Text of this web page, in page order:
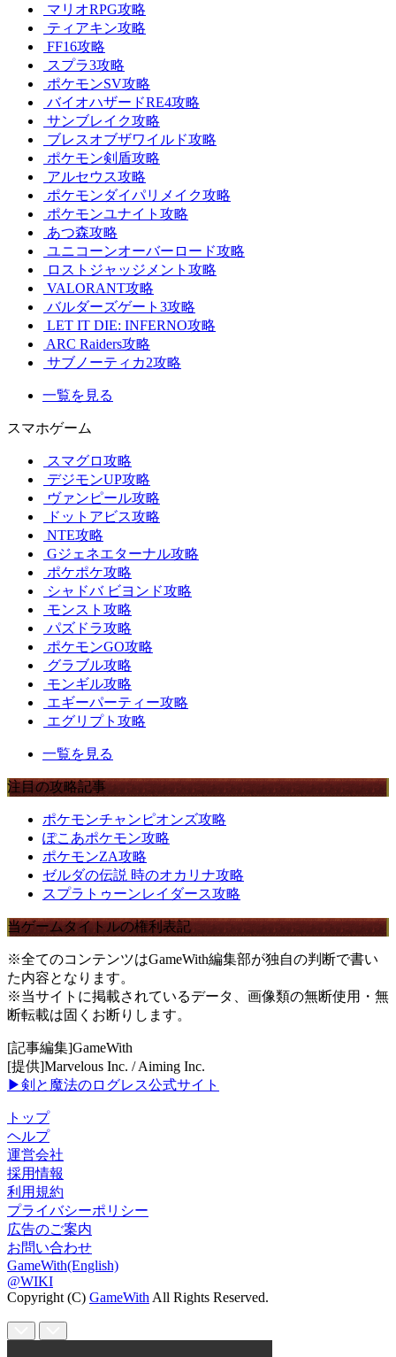
マリオRPG攻略
ティアキン攻略
FF16攻略
スプラ3攻略
ポケモンSV攻略
バイオハザードRE4攻略
サンブレイク攻略
ブレスオブザワイルド攻略
ポケモン剣盾攻略
アルセウス攻略
ポケモンダイパリメイク攻略
ポケモンユナイト攻略
あつ森攻略
ユニコーンオーバーロード攻略
ロストジャッジメント攻略
VALORANT攻略
バルダーズゲート3攻略
LET IT DIE: INFERNO攻略
ARC Raiders攻略
サブノーティカ2攻略
一覧を見る
スマホゲーム
スマグロ攻略
デジモンUP攻略
ヴァンピール攻略
ドットアビス攻略
NTE攻略
Gジェネエターナル攻略
ポケポケ攻略
シャドバ ビヨンド攻略
モンスト攻略
パズドラ攻略
ポケモンGO攻略
グラブル攻略
モンギル攻略
エギーパーティー攻略
エグリプト攻略
一覧を見る
注目の攻略記事
ポケモンチャンピオンズ攻略
ぽこあポケモン攻略
ポケモンZA攻略
ゼルダの伝説 時のオカリナ攻略
スプラトゥーンレイダース攻略
当ゲームタイトルの権利表記
※全てのコンテンツはGameWith編集部が独自の判断で書い
た内容となります。
※当サイトに掲載されているデータ、画像類の無断使用・無
断転載は固くお断りします。
[記事編集]GameWith
[提供]Marvelous Inc. / Aiming Inc.
▶剣と魔法のログレス公式サイト
トップ
ヘルプ
運営会社
採用情報
利用規約
プライバシーポリシー
広告のご案内
お問い合わせ
GameWith(English)
@WIKI
Copyright (C) GameWithAll Rights Reserved.